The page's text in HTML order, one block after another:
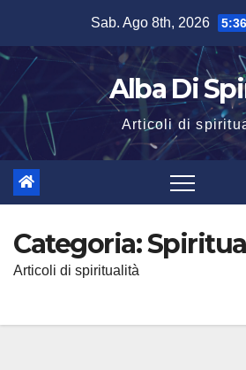
contenuto
Sab. Ago 8th, 2026
Alba Di
Articoli di
Categoria:
Articoli di spiritualità